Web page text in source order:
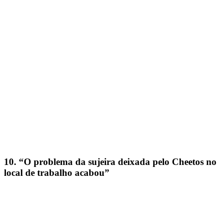
10. “O problema da sujeira deixada pelo Cheetos no
local de trabalho acabou”